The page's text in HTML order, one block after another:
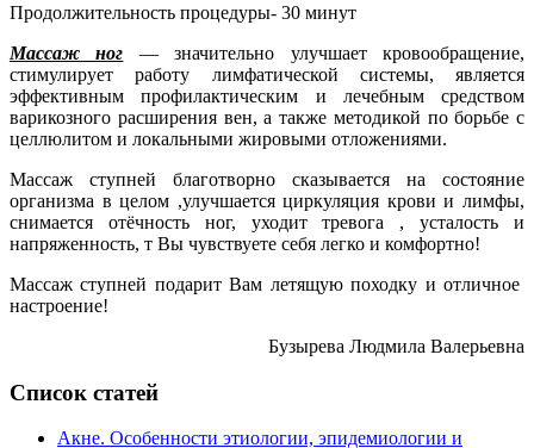
Продолжительность процедуры- 30 минут
Массаж ног — значительно улучшает кровообращение,
стимулирует работу лимфатической системы, является
эффективным профилактическим и лечебным средством
варикозного расширения вен, а также методикой по борьбе с
целлюлитом и локальными жировыми отложениями.
Массаж ступней благотворно сказывается на состояние
организма в целом ,улучшается циркуляция крови и лимфы,
снимается отёчность ног, уходит тревога , усталость и
напряженность, т Вы чувствуете себя легко и комфортно!
Массаж ступней подарит Вам летящую походку и отличное
настроение!
Бузырева Людмила Валерьевна
Список статей
Акне. Особенности этиологии, эпидемиологии и